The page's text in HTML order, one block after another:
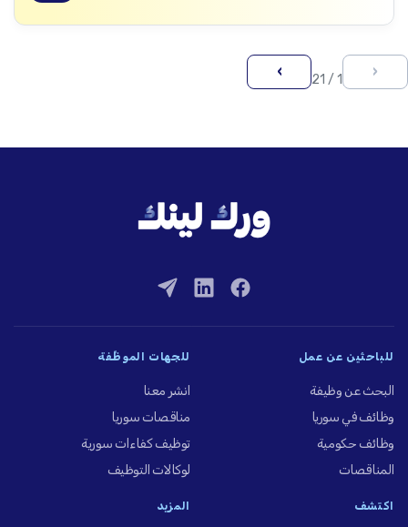
‹
1 / 21
›
للباحثين عن عمل
البحث عن وظيفة
وظائف في سوريا
وظائف حكومية
المناقصات
للجهات الموظِّفة
انشر معنا
مناقصات سوريا
توظيف كفاءات سورية
لوكالات التوظيف
اكتشف المزيد